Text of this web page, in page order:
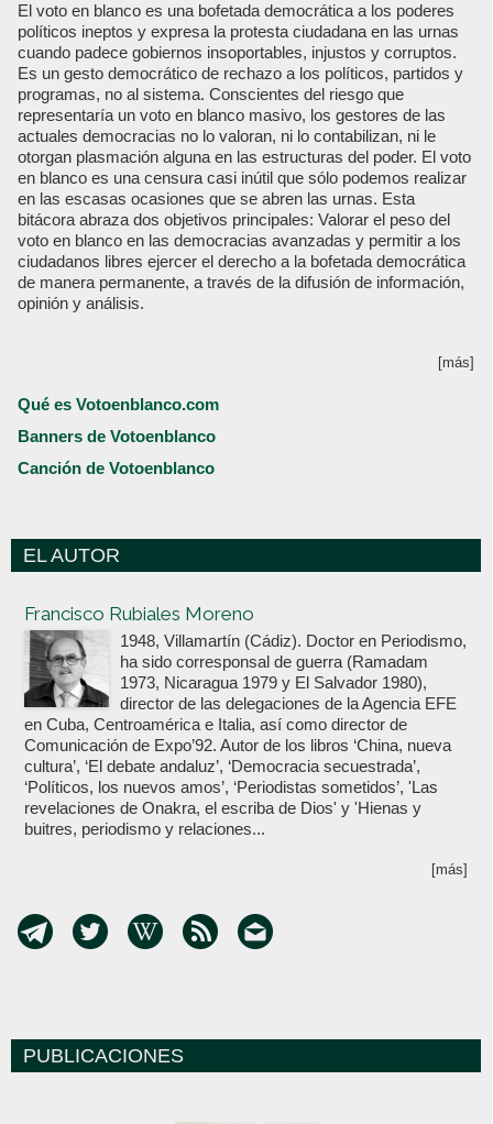
El voto en blanco es una bofetada democrática a los poderes
políticos ineptos y expresa la protesta ciudadana en las urnas
cuando padece gobiernos insoportables, injustos y corruptos.
Es un gesto democrático de rechazo a los políticos, partidos y
programas, no al sistema. Conscientes del riesgo que
representaría un voto en blanco masivo, los gestores de las
actuales democracias no lo valoran, ni lo contabilizan, ni le
otorgan plasmación alguna en las estructuras del poder. El voto
en blanco es una censura casi inútil que sólo podemos realizar
en las escasas ocasiones que se abren las urnas. Esta
bitácora abraza dos objetivos principales: Valorar el peso del
voto en blanco en las democracias avanzadas y permitir a los
ciudadanos libres ejercer el derecho a la bofetada democrática
de manera permanente, a través de la difusión de información,
opinión y análisis.
[más]
Qué es Votoenblanco.com
Banners de Votoenblanco
Canción de Votoenblanco
EL AUTOR
Francisco Rubiales Moreno
1948, Villamartín (Cádiz). Doctor en Periodismo,
ha sido corresponsal de guerra (Ramadam
1973, Nicaragua 1979 y El Salvador 1980),
director de las delegaciones de la Agencia EFE
en Cuba, Centroamérica e Italia, así como director de
Comunicación de Expo’92. Autor de los libros ‘China, nueva
cultura’, ‘El debate andaluz’, ‘Democracia secuestrada’,
‘Políticos, los nuevos amos’, ‘Periodistas sometidos’, 'Las
revelaciones de Onakra, el escriba de Dios' y 'Hienas y
buitres, periodismo y relaciones...
[más]
PUBLICACIONES